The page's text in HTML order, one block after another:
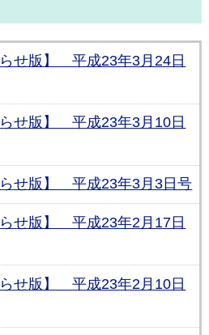
せ版】 平成23年3月24日
せ版】 平成23年3月10日
せ版】 平成23年3月3日号
せ版】 平成23年2月17日
せ版】 平成23年2月10日